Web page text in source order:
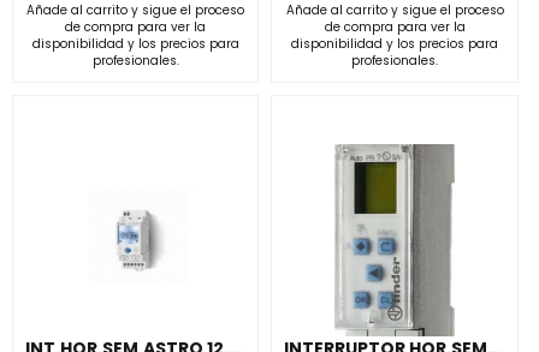
Añade al carrito y sigue el proceso
de compra para ver la
disponibilidad y los precios para
profesionales.
Añade al carrito y sigue el proceso
de compra para ver la
disponibilidad y los precios para
profesionales.